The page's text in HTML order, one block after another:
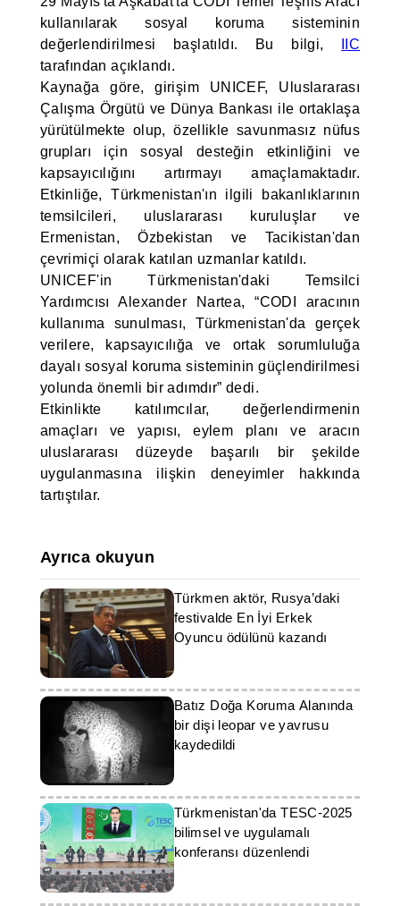
kullanılarak sosyal koruma sisteminin
değerlendirilmesi başlatıldı. Bu bilgi,
IIC
tarafından açıklandı.
Kaynağa göre, girişim UNICEF, Uluslararası
Çalışma Örgütü ve Dünya Bankası ile ortaklaşa
yürütülmekte olup, özellikle savunmasız nüfus
grupları için sosyal desteğin etkinliğini ve
kapsayıcılığını artırmayı amaçlamaktadır.
Etkinliğe, Türkmenistan'ın ilgili bakanlıklarının
temsilcileri, uluslararası kuruluşlar ve
Ermenistan, Özbekistan ve Tacikistan'dan
çevrimiçi olarak katılan uzmanlar katıldı.
UNICEF'in Türkmenistan'daki Temsilci
Yardımcısı Alexander Nartea, “CODI aracının
kullanıma sunulması, Türkmenistan'da gerçek
verilere, kapsayıcılığa ve ortak sorumluluğa
dayalı sosyal koruma sisteminin güçlendirilmesi
yolunda önemli bir adımdır” dedi.
Etkinlikte katılımcılar, değerlendirmenin
amaçları ve yapısı, eylem planı ve aracın
uluslararası düzeyde başarılı bir şekilde
uygulanmasına ilişkin deneyimler hakkında
tartıştılar.
Ayrıca okuyun
Türkmen aktör, Rusya’daki
festivalde En İyi Erkek
Oyuncu ödülünü kazandı
Batız Doğa Koruma Alanında
bir dişi leopar ve yavrusu
kaydedildi
Türkmenistan'da TESC-2025
bilimsel ve uygulamalı
konferansı düzenlendi